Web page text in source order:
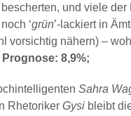
und viele
‘grün’-lackiert in
vorsichtig nähern) –
8,9%;
Sahra
Rhetoriker Gysi bleibt